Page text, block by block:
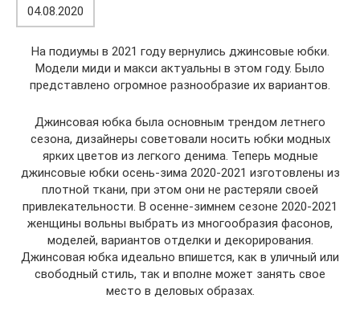
04.08.2020
На подиумы в 2021 году вернулись джинсовые юбки.
Модели миди и макси актуальны в этом году. Было
представлено огромное разнообразие их вариантов.
Джинсовая юбка была основным трендом летнего
сезона, дизайнеры советовали носить юбки модных
ярких цветов из легкого денима. Теперь модные
джинсовые юбки осень-зима 2020-2021 изготовлены из
плотной ткани, при этом они не растеряли своей
привлекательности. В осенне-зимнем сезоне 2020-2021
женщины вольны выбрать из многообразия фасонов,
моделей, вариантов отделки и декорирования.
Джинсовая юбка идеально впишется, как в уличный или
свободный стиль, так и вполне может занять свое
место в деловых образах.